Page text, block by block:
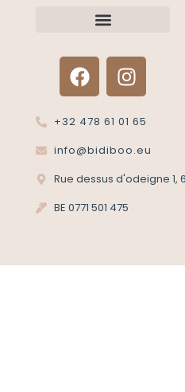
+32 478 61 01 65
info@bidiboo.eu
Rue dessus d'odeigne 1,
BE 0771 501 475